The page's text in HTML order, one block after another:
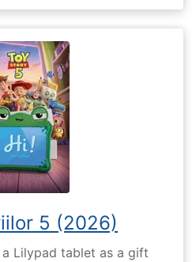
5 (2026)
a Lilypad tablet as a gift